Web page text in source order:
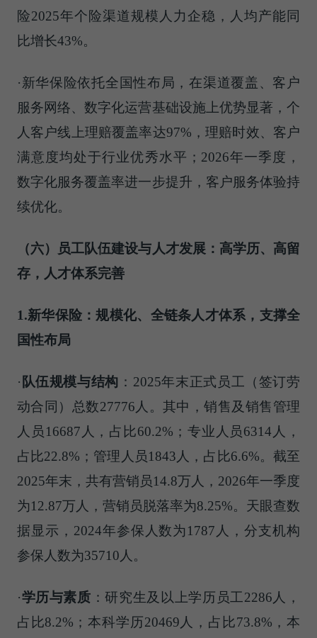
险2025年个险渠道规模人力企稳，人均产能同
比增长43%。
·新华保险依托全国性布局，在渠道覆盖、客户
服务网络、数字化运营基础设施上优势显著，个
人客户线上理赔覆盖率达97%，理赔时效、客户
满意度均处于行业优秀水平；2026年一季度，
数字化服务覆盖率进一步提升，客户服务体验持
续优化。
（六）员工队伍建设与人才发展：高学历、高留
存，人才体系完善
1.新华保险：规模化、全链条人才体系，支撑全
国性布局
· 队伍规模与结构 ：2025年末正式员工（签订劳
动合同）总数27776人。其中，销售及销售管理
人员16687人，占比60.2%；专业人员6314人，
占比22.8%；管理人员1843人，占比6.6%。截至
2025年末，共有营销员14.8万人，2026年一季度
为12.87万人，营销员脱落率为8.25%。天眼查数
据显示，2024年参保人数为1787人，分支机构
参保人数为35710人。
·学历与素质 ：研究生及以上学历员工2286人，
占比8.2%；本科学历20469人，占比73.8%，本